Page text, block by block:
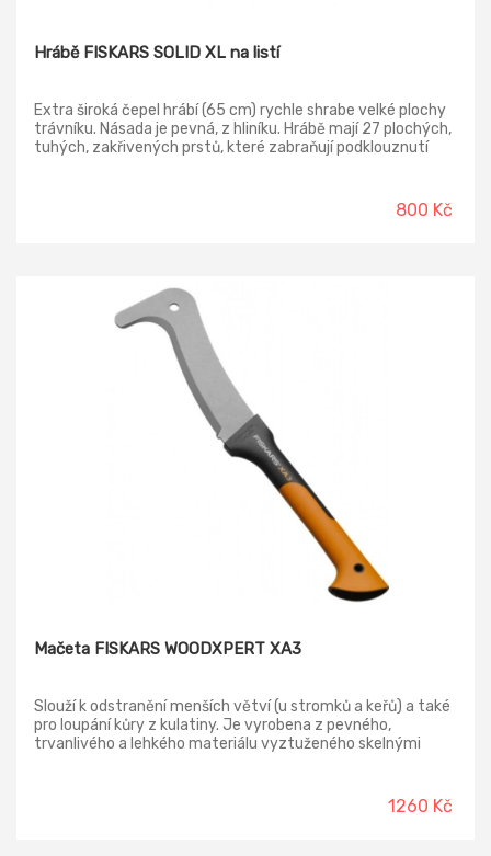
Hrábě FISKARS SOLID XL na listí
Extra široká čepel hrábí (65 cm) rychle shrabe velké plochy
trávníku. Násada je pevná, z hliníku. Hrábě mají 27 plochých,
tuhých, zakřivených prstů, které zabraňují podklouznutí
800 Kč
Mačeta FISKARS WOODXPERT XA3
Slouží k odstranění menších větví (u stromků a keřů) a také
pro loupání kůry z kulatiny. Je vyrobena z pevného,
trvanlivého a lehkého materiálu vyztuženého skelnými
1260 Kč